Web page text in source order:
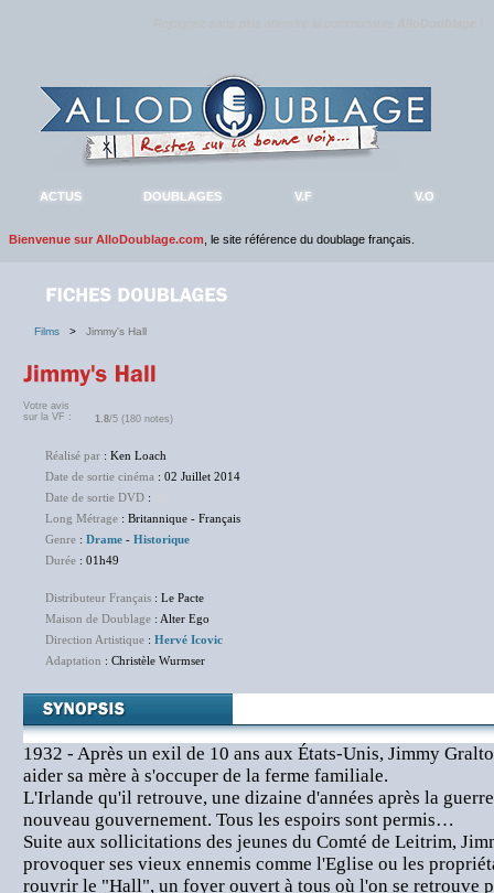
ACTUS DOUBLAGES V.F V.O
Bienvenue sur AlloDoublage.com , le site référence du doublage français.
Films > Jimmy's Hall
Votre avis
sur la VF :
1.8/5 (180 notes)
Réalisé par : Ken Loach
Date de sortie cinéma : 02 Juillet 2014
Date de sortie DVD :
Long Métrage : Britannique - Français
Genre : Drame - Historique
Durée : 01h49
Distributeur Français : Le Pacte
Maison de Doublage : Alter Ego
Direction Artistique : Hervé Icovic
Adaptation : Christèle Wurmser
1932 - Après un exil de 10 ans aux États-Unis, Jimmy
aider sa mère à s'occuper de la ferme familiale.
L'Irlande qu'il retrouve, une dizaine d'années après la
nouveau gouvernement. Tous les espoirs sont permis…
Suite aux sollicitations des jeunes du Comté de Leitrim,
provoquer ses vieux ennemis comme l'Eglise ou les
rouvrir le "Hall", un foyer ouvert à tous où l'on se retrouve